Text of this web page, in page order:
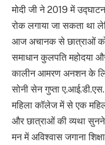
मोदी जी ने 2019 में
रोक लगाया जा सकता था
आज अचानक से छात्राओं को
समाधान कुलपति महोदया
कालीन आमरण अनशन के
सोनी सेन गुप्ता
महिला कॉलेज में से एक
और छात्राओं की व्यथा
मन में अविश्वास जगाना